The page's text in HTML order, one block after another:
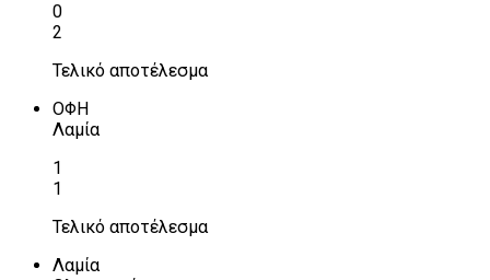
0
2
Τελικό αποτέλεσμα
ΟΦΗ
Λαμία
1
1
Τελικό αποτέλεσμα
Λαμία